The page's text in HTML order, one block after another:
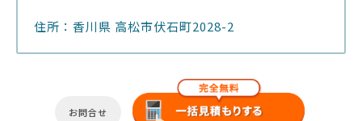
住所：香川県 高松市伏石町2028-2
お問合せ